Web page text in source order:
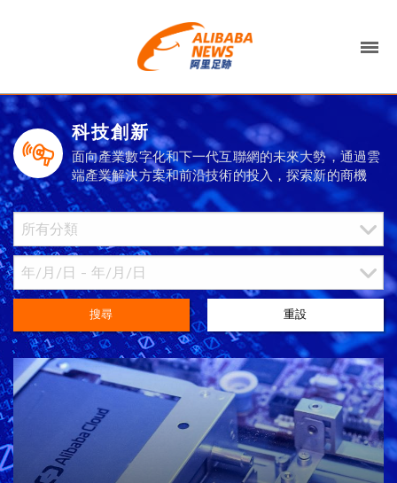
科技創新
面向產業數字化和下一代互聯網的未來大勢，通過雲
端產業解決方案和前沿技術的投入，探索新的商機
搜尋 重設